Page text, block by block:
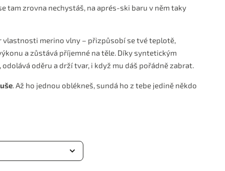
tam zrovna nechystáš, na aprés-ski baru v něm taky
vlastnosti merino vlny – přizpůsobí se tvé teplotě,
a zůstává příjemné na těle. Díky syntetickým
oděru a drží tvar, i když mu dáš pořádně zabrat.
. Až ho jednou oblékneš, sundá ho z tebe jedině někdo